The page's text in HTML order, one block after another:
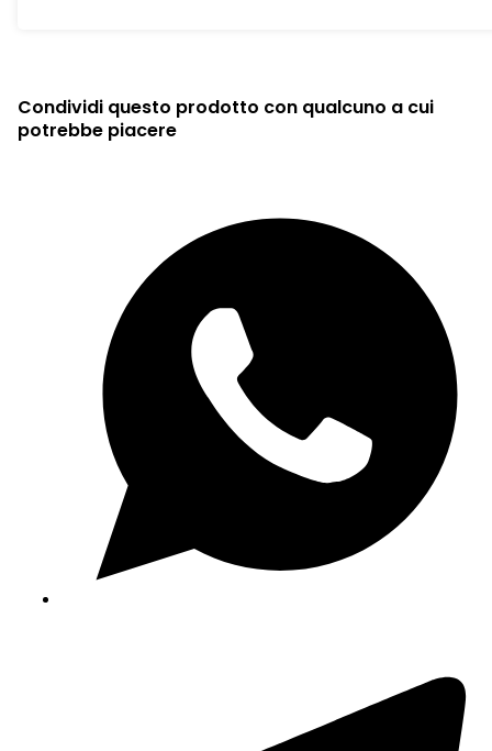
Condividi questo prodotto con qualcuno a cui
potrebbe piacere